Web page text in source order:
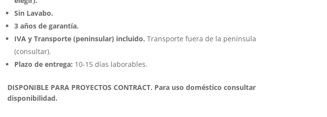
Sin Lavabo.
3 años de garantía.
IVA y Transporte (peninsular) incluido. Transporte fuera de la península
(consultar).
Plazo de entrega: 10-15 días laborables.
DISPONIBLE PARA PROYECTOS CONTRACT. Para uso doméstico consultar
disponibilidad.